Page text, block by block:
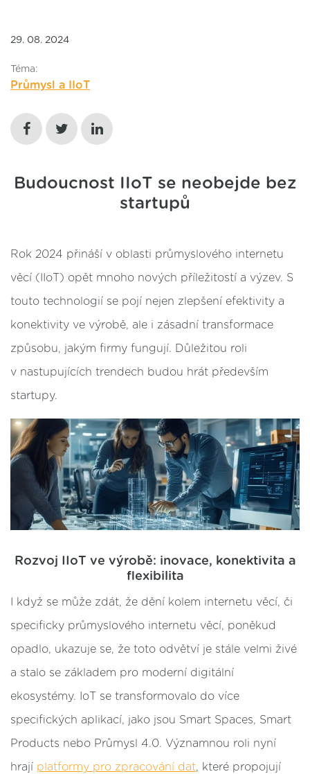
29. 08. 2024
Téma:
Průmysl a IIoT
Budoucnost IIoT se neobejde bez
startupů
Rok 2024 přináší v oblasti průmyslového internetu
věcí (IIoT) opět mnoho nových příležitostí a výzev. S
touto technologií se pojí nejen zlepšení efektivity a
konektivity ve výrobě, ale i zásadní transformace
způsobu, jakým firmy fungují. Důležitou roli
v nastupujících trendech budou hrát především
startupy.
Rozvoj IIoT ve výrobě: inovace, konektivita a
flexibilita
I když se může zdát, že dění kolem internetu věcí, či
specificky průmyslového internetu věcí, poněkud
opadlo, ukazuje se, že toto odvětví je stále velmi živé
a stalo se základem pro moderní digitální
ekosystémy. IoT se transformovalo do více
specifických aplikací, jako jsou Smart Spaces, Smart
Products nebo Průmysl 4.0. Významnou roli nyní
hrají platformy pro zpracování dat, které propojují